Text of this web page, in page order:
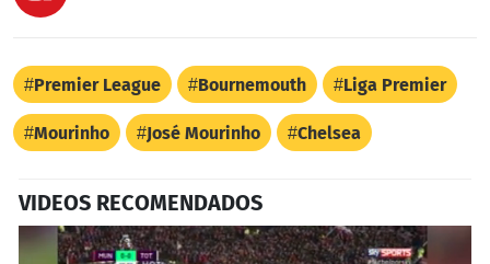
Premier League Bournemouth Liga Premier
Mourinho José Mourinho Chelsea
VIDEOS RECOMENDADOS